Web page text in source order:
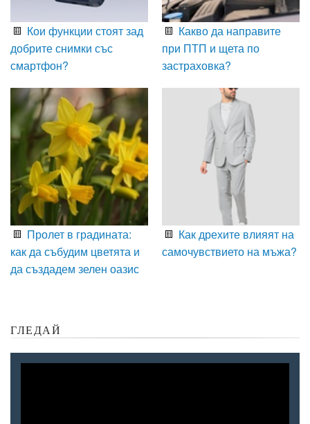
Кои функции стоят зад
добрите снимки със
смартфон?
Какво да направите
при ПТП и щета по
застраховка?
Пролет в градината:
как да събудим цветята и
да създадем зелен оазис
Как дрехите влияят на
самочувствието на мъжа?
ГЛЕДАЙ